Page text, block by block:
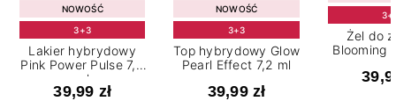
NOWOŚĆ
3+3
Lakier hybrydowy
Pink Power Pulse 7,2
ml
39,99 zł
NOWOŚĆ
3+3
Top hybrydowy Glow
Pearl Effect 7,2 ml
39,99 zł
Żel do
Blooming